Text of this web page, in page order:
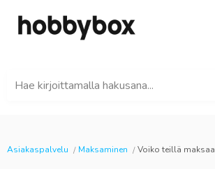
Hae kirjoittamalla hakusana...
Asiakaspalvelu Maksaminen Voiko teillä